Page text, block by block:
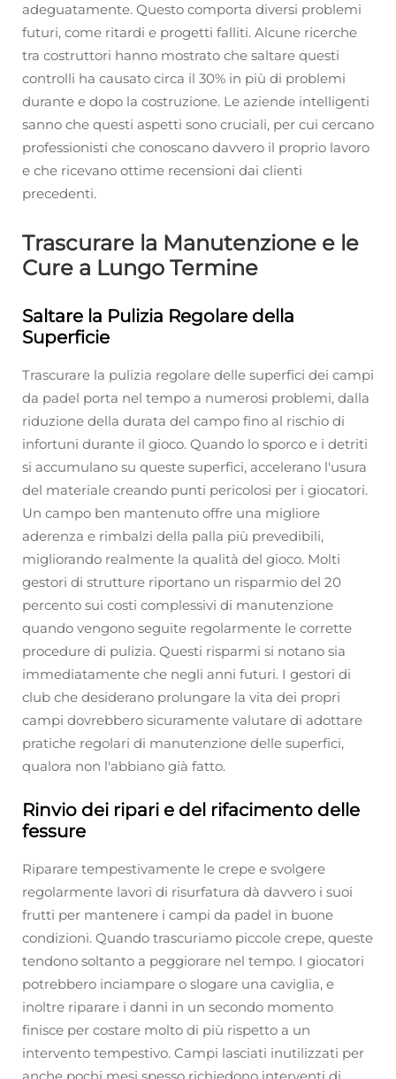
adeguatamente. Questo comporta diversi problemi
futuri, come ritardi e progetti falliti. Alcune ricerche
tra costruttori hanno mostrato che saltare questi
controlli ha causato circa il 30% in più di problemi
durante e dopo la costruzione. Le aziende intelligenti
sanno che questi aspetti sono cruciali, per cui cercano
professionisti che conoscano davvero il proprio lavoro
e che ricevano ottime recensioni dai clienti
precedenti.
Trascurare la Manutenzione e le
Cure a Lungo Termine
Saltare la Pulizia Regolare della
Superficie
Trascurare la pulizia regolare delle superfici dei campi
da padel porta nel tempo a numerosi problemi, dalla
riduzione della durata del campo fino al rischio di
infortuni durante il gioco. Quando lo sporco e i detriti
si accumulano su queste superfici, accelerano l'usura
del materiale creando punti pericolosi per i giocatori.
Un campo ben mantenuto offre una migliore
aderenza e rimbalzi della palla più prevedibili,
migliorando realmente la qualità del gioco. Molti
gestori di strutture riportano un risparmio del 20
percento sui costi complessivi di manutenzione
quando vengono seguite regolarmente le corrette
procedure di pulizia. Questi risparmi si notano sia
immediatamente che negli anni futuri. I gestori di
club che desiderano prolungare la vita dei propri
campi dovrebbero sicuramente valutare di adottare
pratiche regolari di manutenzione delle superfici,
qualora non l'abbiano già fatto.
Rinvio dei ripari e del rifacimento delle
fessure
Riparare tempestivamente le crepe e svolgere
regolarmente lavori di risurfatura dà davvero i suoi
frutti per mantenere i campi da padel in buone
condizioni. Quando trascuriamo piccole crepe, queste
tendono soltanto a peggiorare nel tempo. I giocatori
potrebbero inciampare o slogare una caviglia, e
inoltre riparare i danni in un secondo momento
finisce per costare molto di più rispetto a un
intervento tempestivo. Campi lasciati inutilizzati per